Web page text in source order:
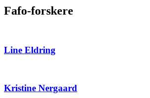
Fafo-forskere
Line Eldring
Kristine Nergaard